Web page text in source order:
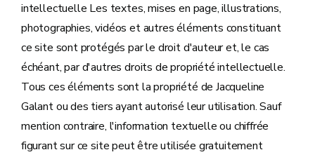
intellectuelle Les textes, mises en page, illustrations,
photographies, vidéos et autres éléments constituant
ce site sont protégés par le droit d'auteur et, le cas
échéant, par d'autres droits de propriété intellectuelle.
Tous ces éléments sont la propriété de Jacqueline
Galant ou des tiers ayant autorisé leur utilisation. Sauf
mention contraire, l'information textuelle ou chiffrée
figurant sur ce site peut être utilisée gratuitement